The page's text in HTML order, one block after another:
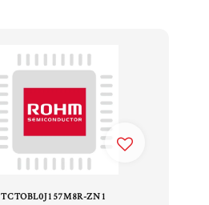
TCTOBL0J157M8R-ZN1